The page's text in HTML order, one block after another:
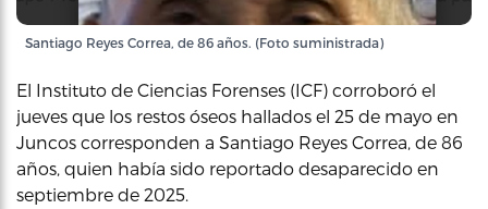
Santiago Reyes Correa, de 86 años. (Foto suministrada)
El Instituto de Ciencias Forenses (ICF) corroboró el
jueves que los restos óseos hallados el 25 de mayo en
Juncos corresponden a Santiago Reyes Correa, de 86
años, quien había sido reportado desaparecido en
septiembre de 2025.